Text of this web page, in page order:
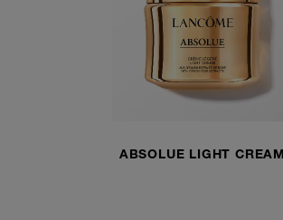
ABSOLUE LIGHT CREAM